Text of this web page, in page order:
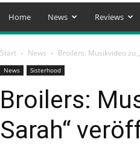
Home News Reviews
Start News Broilers: Musikvideo zu
News Sisterhood
Broilers:
Sarah“